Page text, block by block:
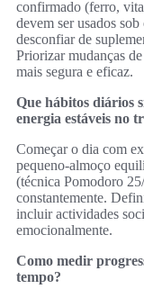
confirmado (ferro,
devem ser usados
desconfiar de
Priorizar mudanças
mais segura e eficaz.
Que hábitos diários
energia estáveis no
Começar o dia com
pequeno‑almoço
(técnica Pomodoro
constantemente.
incluir actividades
emocionalmente.
Como medir
tempo?